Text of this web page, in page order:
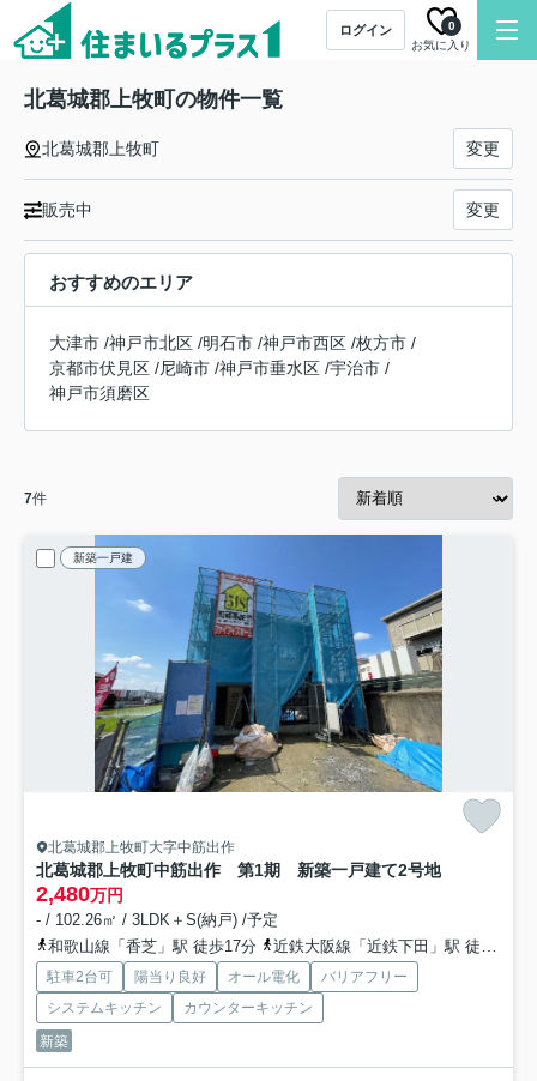
ログイン
お気に入り
0
北葛城郡上牧町の物件一覧
北葛城郡上牧町 変更
販売中 変更
おすすめのエリア
大津市 /神戸市北区 /明石市 /神戸市西区 /枚方市 /
京都市伏見区 /尼崎市 /神戸市垂水区 /宇治市 /
神戸市須磨区
7件
新築一戸建
北葛城郡上牧町大字中筋出作
北葛城郡上牧町中筋出作 第1期 新築一戸建て2号地
2,480万円
- / 102.26㎡ / 3LDK＋S(納戸) /予定
和歌山線「香芝」駅 徒歩17分
近鉄大阪線「近鉄下田」駅 徒歩20分
駐車2台可 陽当り良好 オール電化
バリアフリー
システムキッチン
カウンターキッチン
新築